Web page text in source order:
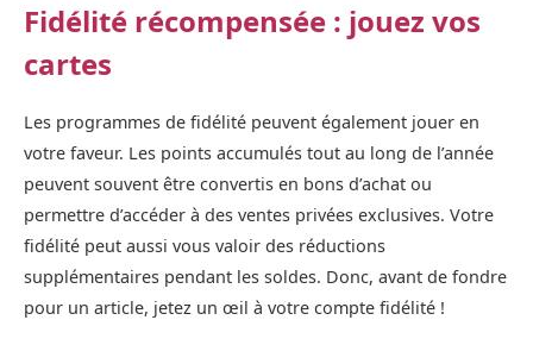
Fidélité récompensée : jouez vos
cartes
Les programmes de fidélité peuvent également jouer en
votre faveur. Les points accumulés tout au long de l’année
peuvent souvent être convertis en bons d’achat ou
permettre d’accéder à des ventes privées exclusives. Votre
fidélité peut aussi vous valoir des réductions
supplémentaires pendant les soldes. Donc, avant de fondre
pour un article, jetez un œil à votre compte fidélité !